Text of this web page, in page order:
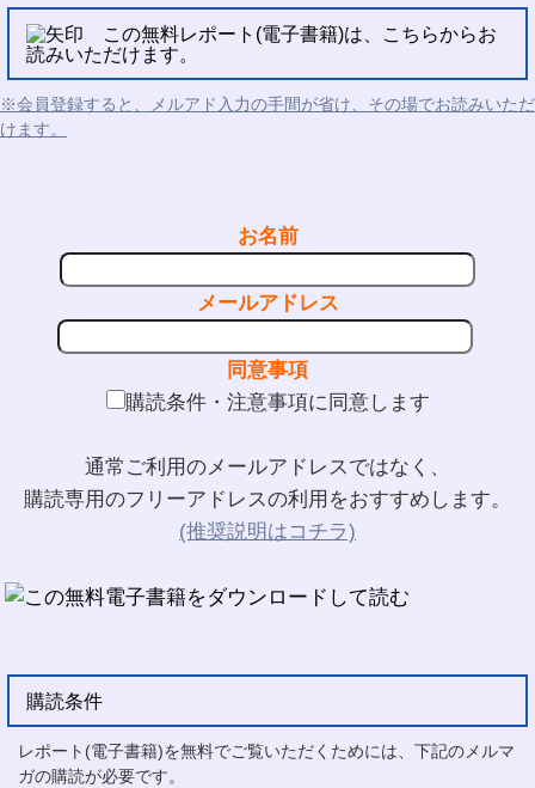
この無料レポート(電子書籍)は、こちらからお
読みいただけます。
※会員登録すると、メルアド入力の手間が省け、その場でお読みいただ
けます。
お名前
メールアドレス
同意事項
購読条件・注意事項に同意します
通常ご利用のメールアドレスではなく、
購読専用のフリーアドレスの利用をおすすめします。
(推奨説明はコチラ)
購読条件
レポート(電子書籍)を無料でご覧いただくためには、下記のメルマ
ガの購読が必要です。